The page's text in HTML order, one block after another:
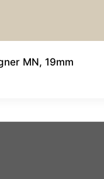
MN, 19mm